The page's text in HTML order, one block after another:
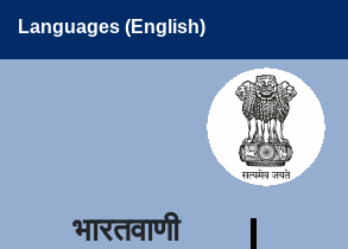
Languages (English)
भारतवाणी